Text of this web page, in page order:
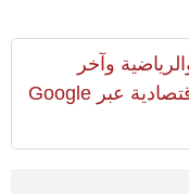
وآخر
المستجدات السياسية والإقتصادية عبر Google